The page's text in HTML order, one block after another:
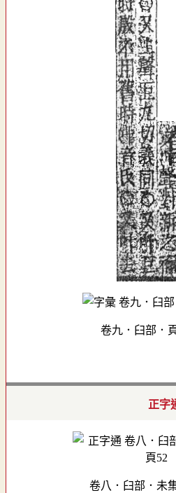
卷九．臼部．
正字
卷八．臼部．未